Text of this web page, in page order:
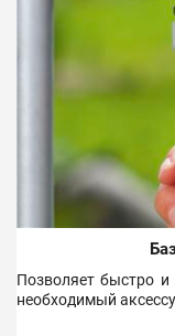
Позволяет быстро и
необходимый